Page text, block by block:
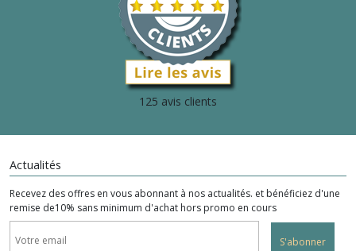
125 avis clients
Actualités
Recevez des offres en vous abonnant à nos actualités. et bénéficiez d'une
remise de10% sans minimum d'achat hors promo en cours
S'abonner